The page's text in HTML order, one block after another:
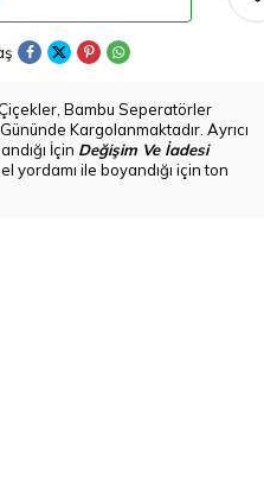
Bambu Seperatörler
Kargolanmaktadır. Ayrıcı
İçin Değişim Ve İadesi
yordamı ile boyandığı için ton